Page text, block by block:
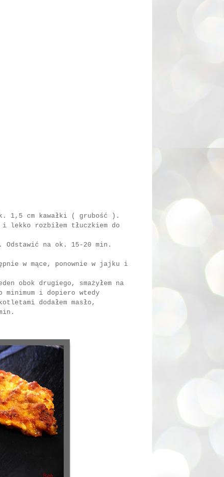
1,5 cm kawałki ( grubość ).
i lekko rozbiłem tłuczkiem do
Odstawić na ok. 15-20 min.
w mące, ponownie w jajku i
obok drugiego, smażyłem na
minimum i dopiero wtedy
dodałem masło,